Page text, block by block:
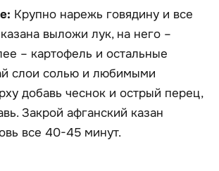
Крупно нарежь говядину и все
выложи лук, на него –
– картофель и остальные
слои солью и любимыми
добавь чеснок и острый перец,
Закрой афганский казан
все 40-45 минут.